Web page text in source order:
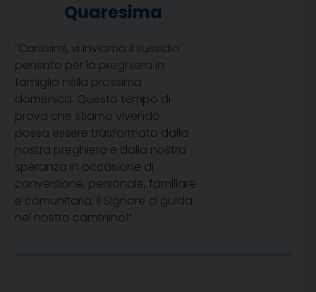
Quaresima
“Carissimi, vi inviamo il sussidio
pensato per la preghiera in
famiglia nella prossima
domenica. Questo tempo di
prova che stiamo vivendo
possa essere trasformato dalla
nostra preghiera e dalla nostra
speranza in occasione di
conversione, personale, familiare
e comunitaria. Il Signore ci guida
nel nostro cammino!”.